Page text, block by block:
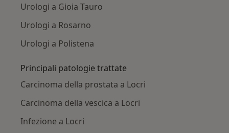
Urologi a Gioia Tauro
Urologi a Rosarno
Urologi a Polistena
Principali patologie trattate
Carcinoma della prostata a Locri
Carcinoma della vescica a Locri
Infezione a Locri